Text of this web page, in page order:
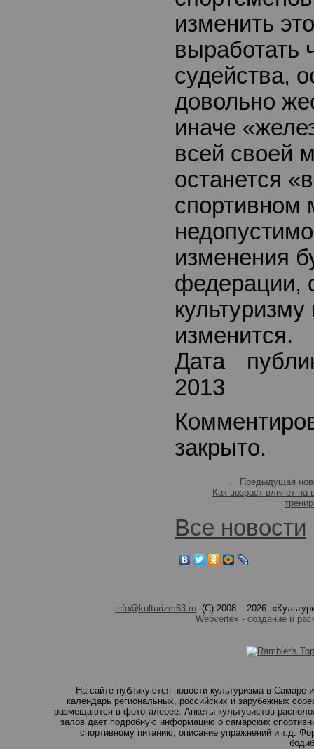
изменить
выработать
судейства,
довольно
иначе
всей своей
останется
спортивном
изменения
федерации,
изменится.
Дата
2013
закрыто.
← Предыдущая
Как возраст влияет на
Все новости
info@kulturizm63.ru. (C) 2008 – 2026.
Webvertex - создание и
На сайте публикуются новости культуризма в
календарь региональных, российских и зарубежных
размещаются в фотогалерее. Анкеты культуристов
залов дает подробную информацию о самарских
спортивному питанию, описание упражнений и т.д.